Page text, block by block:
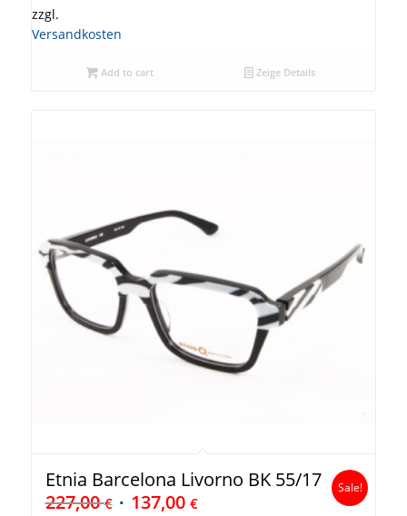
zzgl.
Versandkosten
Add to cart Zeige Details
Etnia Barcelona Livorno BK 55/17
227,00€ 137,00 €
Sale!